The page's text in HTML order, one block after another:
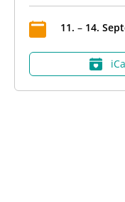
11. – 14.